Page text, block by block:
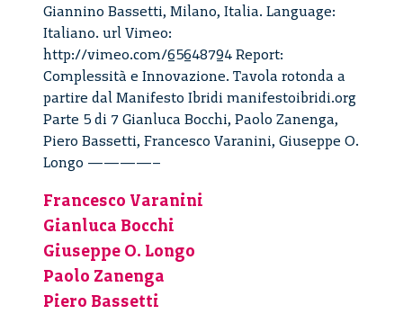
Giannino Bassetti, Milano, Italia. Language:
Italiano. url Vimeo:
http://vimeo.com/65648794 Report:
Complessità e Innovazione. Tavola rotonda a
partire dal Manifesto Ibridi manifestoibridi.org
Parte 5 di 7 Gianluca Bocchi, Paolo Zanenga,
Piero Bassetti, Francesco Varanini, Giuseppe O.
Longo ————–
Francesco Varanini
Gianluca Bocchi
Giuseppe O. Longo
Paolo Zanenga
Piero Bassetti